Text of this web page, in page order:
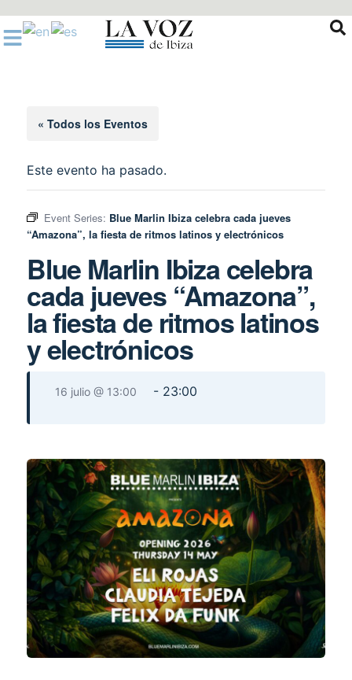
al
contenido
« Todos los Eventos
Este evento ha pasado.
Event Series: Blue Marlin Ibiza celebra cada jueves
“Amazona”, la fiesta de ritmos latinos y electrónicos
Blue Marlin Ibiza celebra
cada jueves “Amazona”,
la fiesta de ritmos latinos
y electrónicos
16 julio @ 13:00 - 23:00